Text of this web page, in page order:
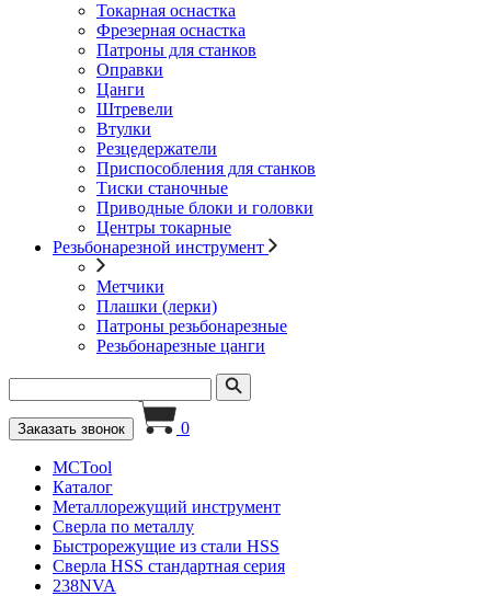
Токарная оснастка
Фрезерная оснастка
Патроны для станков
Оправки
Цанги
Штревели
Втулки
Резцедержатели
Приспособления для станков
Тиски станочные
Приводные блоки и головки
Центры токарные
Резьбонарезной инструмент
Метчики
Плашки (лерки)
Патроны резьбонарезные
Резьбонарезные цанги
Заказать звонок 0
MCTool
Каталог
Металлорежущий инструмент
Сверла по металлу
Быстрорежущие из стали HSS
Сверла HSS стандартная серия
238NVA